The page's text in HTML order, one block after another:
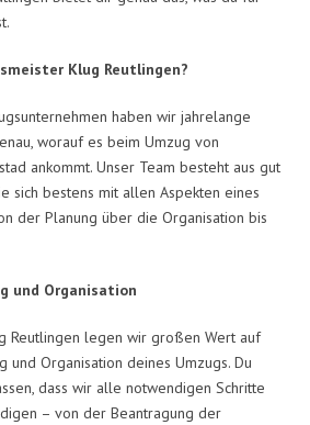
Klug Reutlingen?
haben wir jahrelange
worauf es beim Umzug von
ankommt. Unser Team besteht aus gut
sich bestens mit allen Aspekten eines
der Planung über die Organisation bis
und Organisation
Reutlingen legen wir großen Wert auf
und Organisation deines Umzugs. Du
dass wir alle notwendigen Schritte
– von der Beantragung der